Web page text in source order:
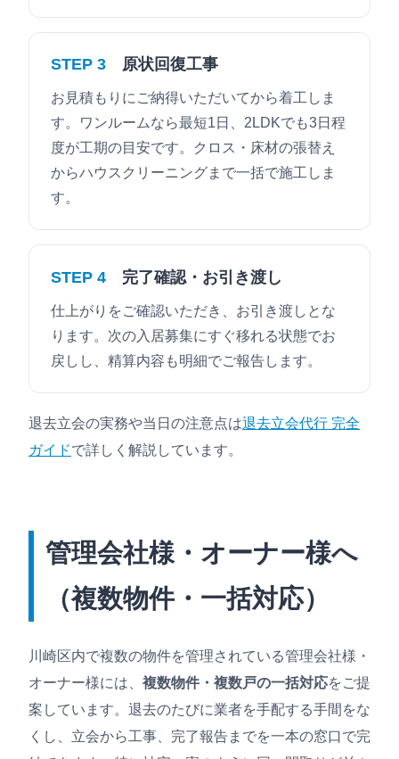
STEP 3 原状回復工事
お見積もりにご納得いただいてから着工しま
す。ワンルームなら最短1日、2LDKでも3日程
度が工期の目安です。クロス・床材の張替え
からハウスクリーニングまで一括で施工しま
す。
STEP 4 完了確認・お引き渡し
仕上がりをご確認いただき、お引き渡しとな
ります。次の入居募集にすぐ移れる状態でお
戻しし、精算内容も明細でご報告します。
退去立会の実務や当日の注意点は退去立会代行 完全
ガイドで詳しく解説しています。
管理会社様・オーナー様へ
（複数物件・一括対応）
川崎区内で複数の物件を管理されている管理会社様・
オーナー様には、 複数物件・複数戸の一括対応をご提
案しています。退去のたびに業者を手配する手間をな
くし、立会から工事、完了報告までを一本の窓口で完